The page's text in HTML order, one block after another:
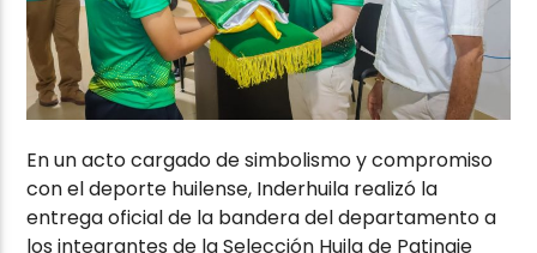
En un acto cargado de simbolismo y compromiso
con el deporte huilense, Inderhuila realizó la
entrega oficial de la bandera del departamento a
los integrantes de la Selección Huila de Patinaje